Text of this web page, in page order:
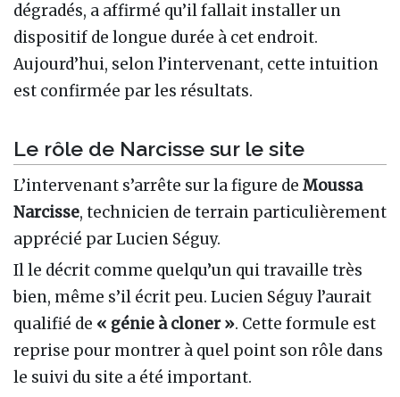
dégradés, a affirmé qu’il fallait installer un
dispositif de longue durée à cet endroit.
Aujourd’hui, selon l’intervenant, cette intuition
est confirmée par les résultats.
Le rôle de Narcisse sur le site
L’intervenant s’arrête sur la figure de Moussa
Narcisse, technicien de terrain particulièrement
apprécié par Lucien Séguy.
Il le décrit comme quelqu’un qui travaille très
bien, même s’il écrit peu. Lucien Séguy l’aurait
qualifié de « génie à cloner ». Cette formule est
reprise pour montrer à quel point son rôle dans
le suivi du site a été important.